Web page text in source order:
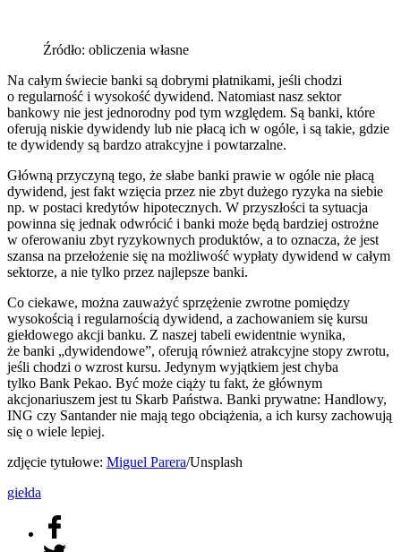
Źródło: obliczenia własne
Na całym świecie banki są dobrymi płatnikami, jeśli chodzi
o regularność i wysokość dywidend. Natomiast nasz sektor
bankowy nie jest jednorodny pod tym względem. Są banki, które
oferują niskie dywidendy lub nie płacą ich w ogóle, i są takie, gdzie
te dywidendy są bardzo atrakcyjne i powtarzalne.
Główną przyczyną tego, że słabe banki prawie w ogóle nie płacą
dywidend, jest fakt wzięcia przez nie zbyt dużego ryzyka na siebie
np. w postaci kredytów hipotecznych. W przyszłości ta sytuacja
powinna się jednak odwrócić i banki może będą bardziej ostrożne
w oferowaniu zbyt ryzykownych produktów, a to oznacza, że jest
szansa na przełożenie się na możliwość wypłaty dywidend w całym
sektorze, a nie tylko przez najlepsze banki.
Co ciekawe, można zauważyć sprzężenie zwrotne pomiędzy
wysokością i regularnością dywidend, a zachowaniem się kursu
giełdowego akcji banku. Z naszej tabeli ewidentnie wynika,
że banki „dywidendowe”, oferują również atrakcyjne stopy zwrotu,
jeśli chodzi o wzrost kursu. Jedynym wyjątkiem jest chyba
tylko Bank Pekao. Być może ciąży tu fakt, że głównym
akcjonariuszem jest tu Skarb Państwa. Banki prywatne: Handlowy,
ING czy Santander nie mają tego obciążenia, a ich kursy zachowują
się o wiele lepiej.
zdjęcie tytułowe: Miguel Parera/Unsplash
giełda